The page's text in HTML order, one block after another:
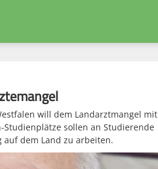
will dem Landarztmangel mit
sollen an Studierende
auf dem Land zu arbeiten.